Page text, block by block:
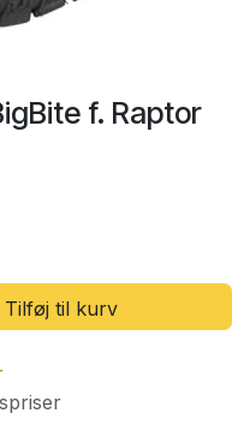
f. Raptor
Tilføj til kurv